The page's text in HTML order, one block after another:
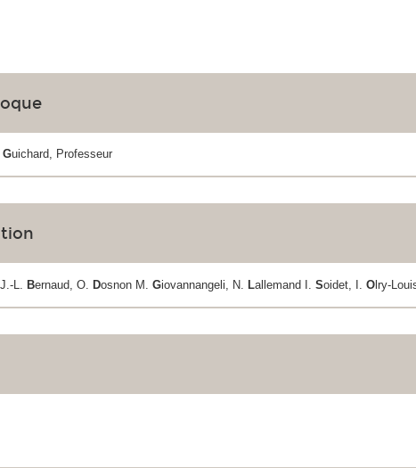
Guichard, Professeur
J.-L.Bernaud, O.Dosnon M.Giovannangeli, N.Lallemand I.Soidet, I.Olry-